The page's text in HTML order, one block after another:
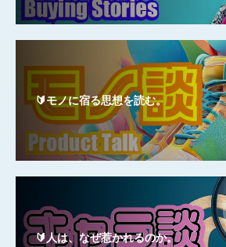
🔰モノに宿る思想を読む。
🔰人は、なぜ惹かれるのか。